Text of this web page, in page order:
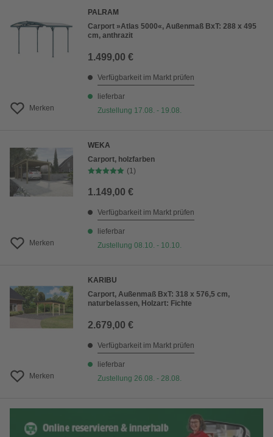
Merken
PALRAM
Carport »Atlas 5000«, Außenmaß BxT: 288 x 495
cm, anthrazit
1.499,00 €
Verfügbarkeit im Markt prüfen
lieferbar
Zustellung 17.08. - 19.08.
Merken
WEKA
Carport, holzfarben
(1)
1.149,00 €
Verfügbarkeit im Markt prüfen
lieferbar
Zustellung 08.10. - 10.10.
Merken
KARIBU
Carport, Außenmaß BxT: 318 x 576,5 cm,
naturbelassen, Holzart: Fichte
2.679,00 €
Verfügbarkeit im Markt prüfen
lieferbar
Zustellung 26.08. - 28.08.